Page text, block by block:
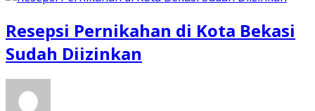
Resepsi Pernikahan di Kota Bekasi
Sudah Diizinkan